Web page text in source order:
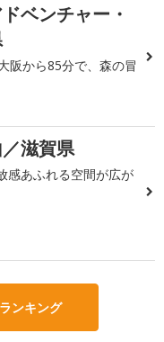
ベンチャー・
阪から85分で、森の冒
滋賀県
感あふれる空間が広が
ンキング